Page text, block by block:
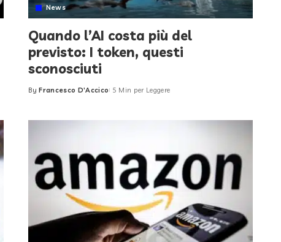
News
Quando l’AI costa più del
previsto: I token, questi
sconosciuti
Posted
By Francesco D'Accico 5 Min per Leggere